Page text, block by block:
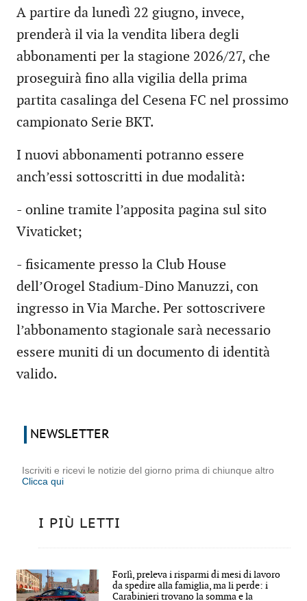
A partire da lunedì 22 giugno, invece,
prenderà il via la vendita libera degli
abbonamenti per la stagione 2026/27, che
proseguirà fino alla vigilia della prima
partita casalinga del Cesena FC nel prossimo
campionato Serie BKT.
I nuovi abbonamenti potranno essere
anch’essi sottoscritti in due modalità:
- online tramite l’apposita pagina sul sito
Vivaticket;
- fisicamente presso la Club House
dell’Orogel Stadium-Dino Manuzzi, con
ingresso in Via Marche. Per sottoscrivere
l’abbonamento stagionale sarà necessario
essere muniti di un documento di identità
valido.
NEWSLETTER
Iscriviti e ricevi le notizie del giorno prima di chiunque altro
Clicca qui
I PIÙ LETTI
Forlì, preleva i risparmi di mesi di lavoro
da spedire alla famiglia, ma li perde: i
Carabinieri trovano la somma e la